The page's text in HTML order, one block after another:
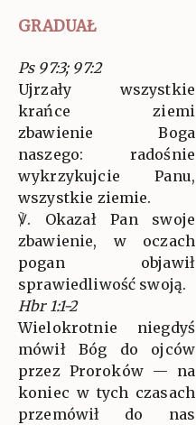
GRADUAŁ
Ps 97:3; 97:2
Ujrzały wszystkie
krańce ziemi
zbawienie Boga
naszego: radośnie
wykrzykujcie Panu,
wszystkie ziemie.
℣. Okazał Pan swoje
zbawienie, w oczach
pogan objawił
sprawiedliwość swoją.
Hbr 1:1-2
Wielokrotnie niegdyś
mówił Bóg do ojców
przez Proroków — na
koniec w tych czasach
przemówił do nas